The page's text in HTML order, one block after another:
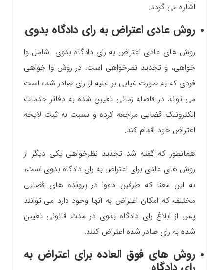
اشاره می‌ گردد.
روش عادی اعتراض به رای دادگاه بدوی
روش های عادی اعتراض به رای دادگاه بدوی شامل وا
خواهی، و تجدید نظرخواهی است. در روش وا خواهی
فردی که به صورت غیابی بر علیه او رای صادر شده است
می تواند در فاصله زمانی تعیین شده به دفاتر خدمات
الکترونیک قضایی مراجعه کرده و نسبت به ثبت لایحه
اعتراض خود اقدام کند.
همانطور که گفته شد تجدید نظرخواهی یکی دیگر از
روش های عادی برای اعتراض به رای دادگاه بدوی است،
به این معنا که طرفین دعوا در پرونده های قضایی
مختلف که امکان اعتراض به آنها وجود دارد می توانند
پس از ابلاغ رای دادگاه بدوی در مدت قانونی تعیین
شده به رای صادر شده اعتراض کنند.
روش های فوق العاده برای اعتراض به